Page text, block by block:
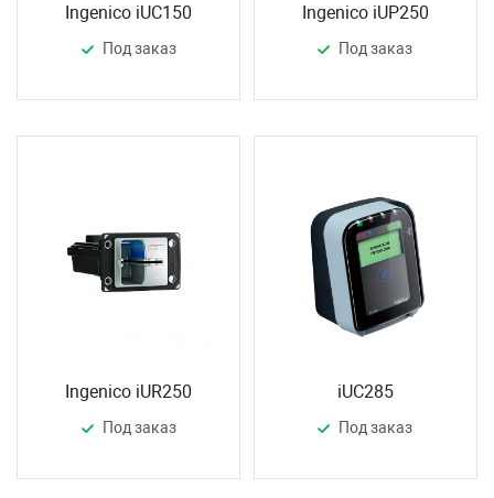
Ingenico iUC150
Под заказ
Ingenico iUP250
Под заказ
Ingenico iUR250
Под заказ
iUC285
Под заказ